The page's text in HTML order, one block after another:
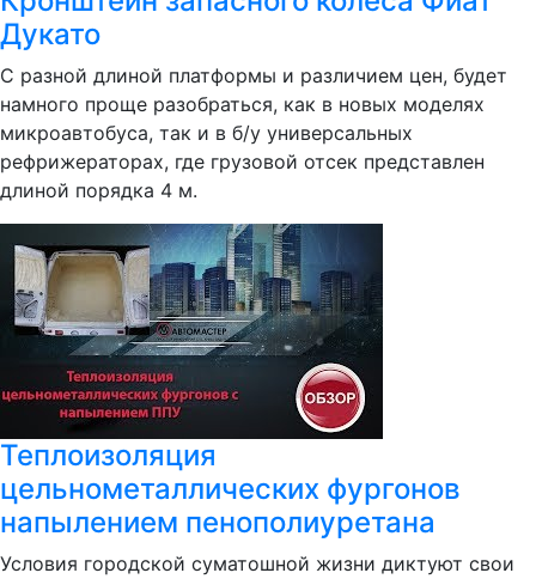
Дукато
С разной длиной платформы и различием цен, будет
намного проще разобраться, как в новых моделях
микроавтобуса, так и в б/у универсальных
рефрижераторах, где грузовой отсек представлен
длиной порядка 4 м.
Теплоизоляция
цельнометаллических фургонов
напылением пенополиуретана
Условия городской суматошной жизни диктуют свои